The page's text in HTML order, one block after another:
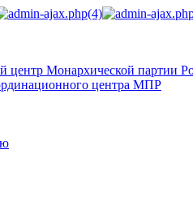
центр Монархической партии
центра МПР